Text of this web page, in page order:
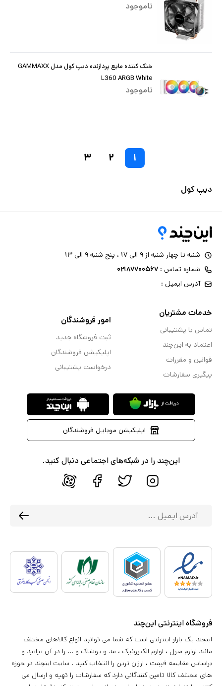
ناموجود
خنک کننده مایع پردازنده دیپ کول مدل GAMMAXX
L360 ARGB White
ناموجود
۱ ۲ ۳
دیپ کول
شنبه تا چهار شنبه از ۹ الی ۱۷ ، پنج شنبه ۹ الی ۱۳
شماره تماس : ۰۲۱۸۷۷۰۰۵۶۷
آدرس ایمیل :
خدمات مشتریان
تماس با پشتیبانی
اعتماد به این‌چند
قوانین و مقررات
پیگیری سفارشات
امور فروشندگان
ثبت فروشگاه جدید
اپلیکیشن فروشندگان
درخواست پشتیبانی
اپلیکیشن موبایل فروشندگان
این‌چند را در شبکه‌های اجتماعی دنبال کنید.
فروشگاه اینترنتی این‌چند
اینچند یک بازار اینترنتی است که شما می توانید انواع کالاهای مختلف
مانند لوازم منزل ، لوازم الکترونیک ، مد و پوشاک و ... را در آن بیابید و
براساس مقایسه قیمت ، ارزان ترین را انتخاب کنید . سایت اینچند در حوزه
های مختلف کالا تامین کنندگانی دارد که سفارشات را تهیه و ارسال می